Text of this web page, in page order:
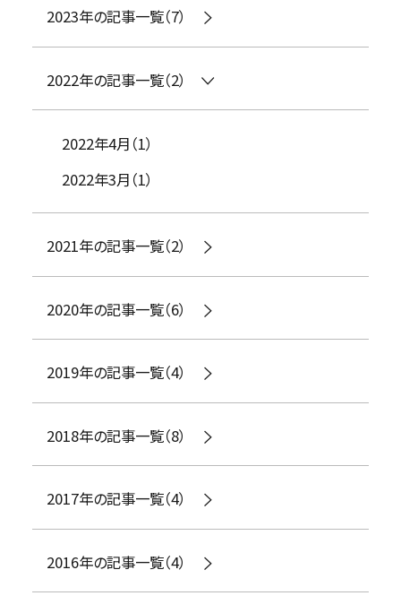
2023年の記事一覧（7）
2022年の記事一覧（2）
2022年4月（1）
2022年3月（1）
2021年の記事一覧（2）
2020年の記事一覧（6）
2019年の記事一覧（4）
2018年の記事一覧（8）
2017年の記事一覧（4）
2016年の記事一覧（4）